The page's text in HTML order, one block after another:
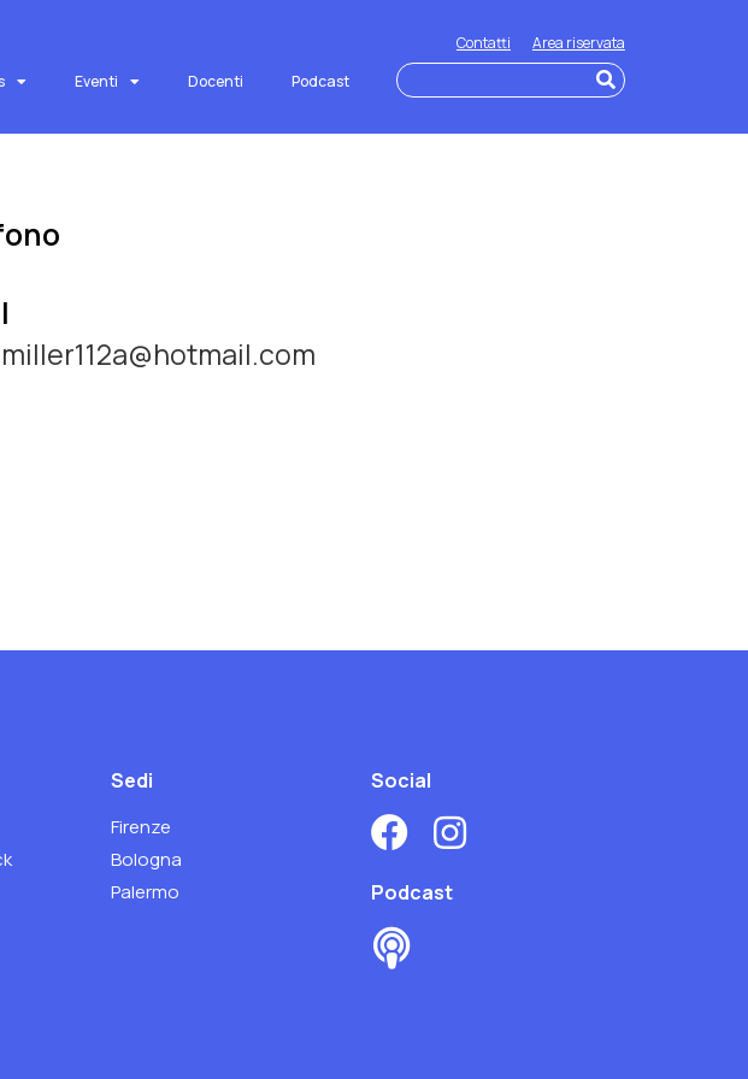
Eventi Docenti Podcast
Contatti Area riservata
Sedi
Firenze
Bologna
Palermo
Social
Podcast